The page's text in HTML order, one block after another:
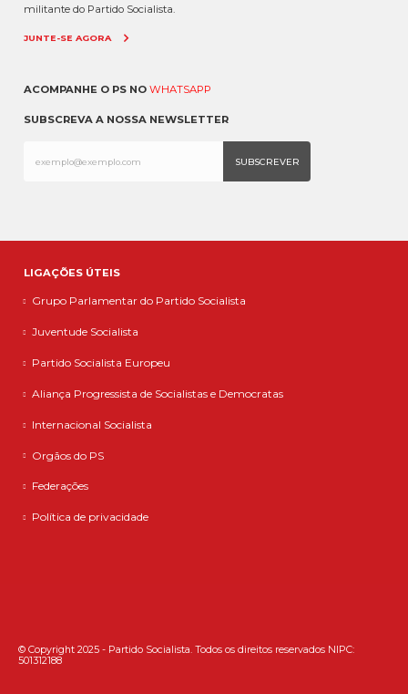
militante do Partido Socialista.
JUNTE-SE AGORA
ACOMPANHE O PS NO WHATSAPP
SUBSCREVA A NOSSA NEWSLETTER
LIGAÇÕES ÚTEIS
Grupo Parlamentar do Partido Socialista
Juventude Socialista
Partido Socialista Europeu
Aliança Progressista de Socialistas e Democratas
Internacional Socialista
Orgãos do PS
Federações
Política de privacidade
© Copyright 2025 - Partido Socialista. Todos os direitos reservados NIPC:
501312188